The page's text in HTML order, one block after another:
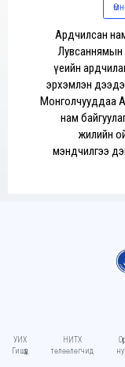
Ардчилсан
Лувсаннямын
үеийн
эрхэмлэн
Монголчууддаа
нам
жилийн
мэндчилгээ
УИХ
Гишүүд
НИТХ
төлөөлөгчид